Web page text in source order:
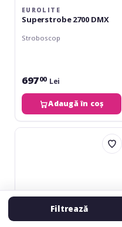
EUROLITE
Superstrobe 2700 DMX
Stroboscop
69700 Lei
Adaugă în coș
Cameo
Filtrează